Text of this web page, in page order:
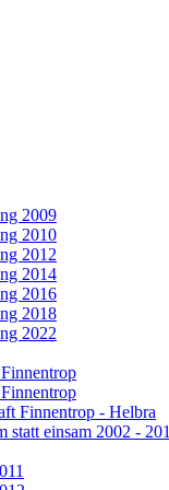
2009
2010
2012
2014
2016
2018
2022
Finnentrop - Helbra
statt einsam 2002 -